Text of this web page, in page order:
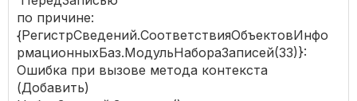
по причине:
{РегистрСведений.СоответствияОбъектовИнфо
рмационныхБаз.МодульНабораЗаписей(33)}:
Ошибка при вызове метода контекста
(Добавить)